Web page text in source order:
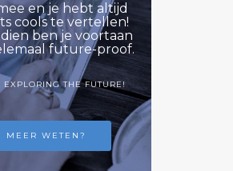
en je hebt altijd
cools te vertellen!
ben je voortaan
future-proof.
THE FUTURE!
MEER WETEN?